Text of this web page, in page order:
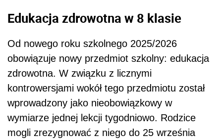
Edukacja zdrowotna w 8 klasie
Od nowego roku szkolnego 2025/2026
obowiązuje nowy przedmiot szkolny: edukacja
zdrowotna. W związku z licznymi
kontrowersjami wokół tego przedmiotu został
wprowadzony jako nieobowiązkowy w
wymiarze jednej lekcji tygodniowo. Rodzice
mogli zrezygnować z niego do 25 września